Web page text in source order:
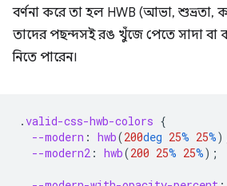
বর্ণনা করে তা হল HWB (আভা, শুভ্রতা,
তাদের পছন্দসই রঙ খুঁজে পেতে সাদা বা
নিতে পারেন।
.valid-css-hwb-colors {
--modern : hwb(200deg 25% 25%
--modern2 : hwb(200 25% 25%);